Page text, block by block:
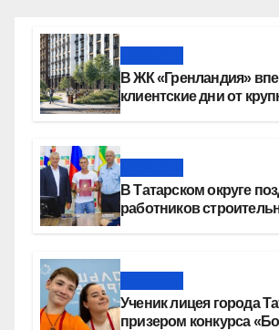
В ЖК «Гренландия»
клиентские дни от
В Татарском округе
работников
Ученик лицея города
призером конкурса